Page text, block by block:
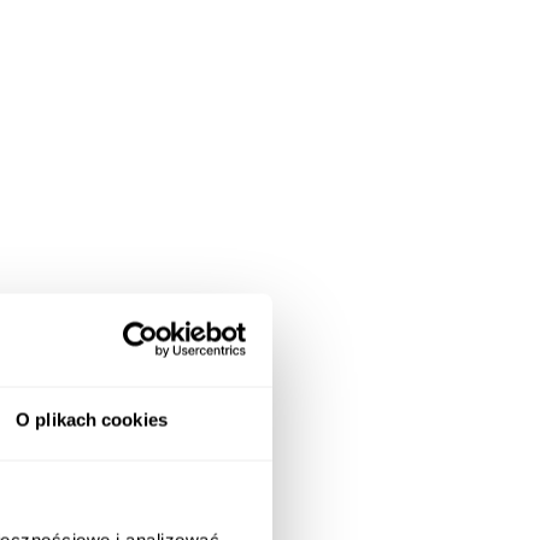
O plikach cookies